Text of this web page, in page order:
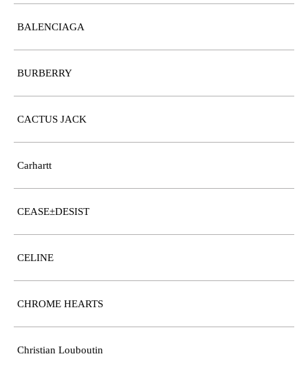
BALENCIAGA
BURBERRY
CACTUS JACK
Carhartt
CEASE±DESIST
CELINE
CHROME HEARTS
Christian Louboutin